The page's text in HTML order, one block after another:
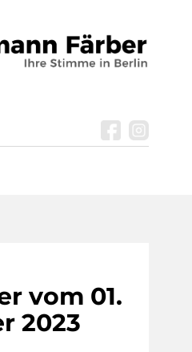
vom 01.
2023